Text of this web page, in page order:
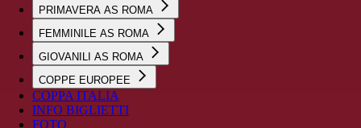
PRIMAVERA AS ROMA
FEMMINILE AS ROMA
GIOVANILI AS ROMA
COPPE EUROPEE
COPPA ITALIA
INFO BIGLIETTI
FOTO